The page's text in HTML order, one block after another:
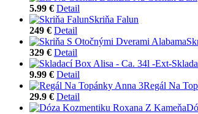
5.99 € Detail
Skriňa Falun
249 € Detail
329 € Detail
9.99 € Detail
Regál Na
29.9 € Detail